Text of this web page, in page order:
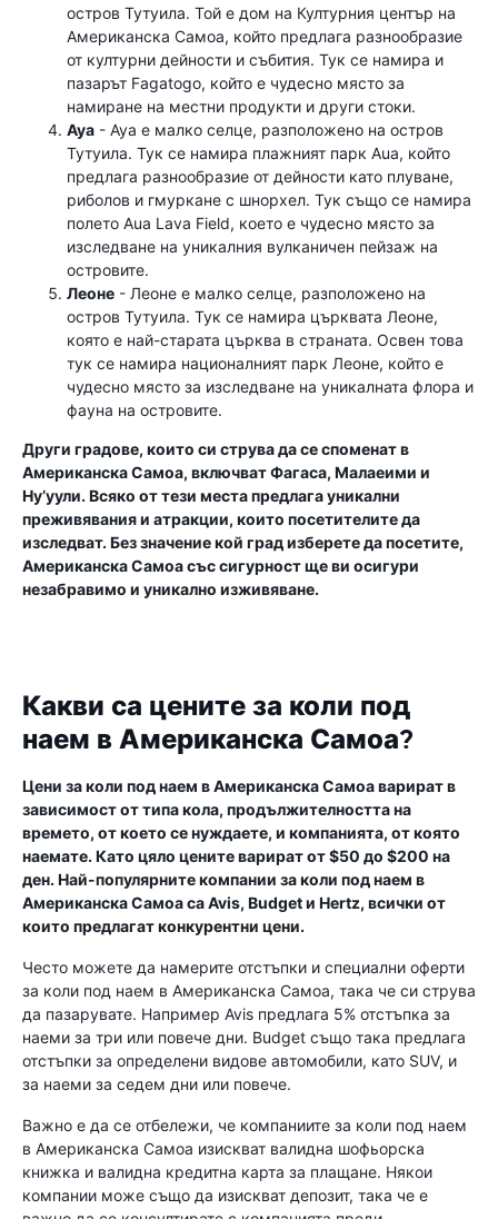
остров Тутуила. Той е дом на Културния център на
Американска Самоа, който предлага разнообразие
от културни дейности и събития. Тук се намира и
пазарът Fagatogo, който е чудесно място за
намиране на местни продукти и други стоки.
Ауа - Ауа е малко селце, разположено на остров
Тутуила. Тук се намира плажният парк Aua, който
предлага разнообразие от дейности като плуване,
риболов и гмуркане с шнорхел. Тук също се намира
полето Aua Lava Field, което е чудесно място за
изследване на уникалния вулканичен пейзаж на
островите.
Леоне - Леоне е малко селце, разположено на
остров Тутуила. Тук се намира църквата Леоне,
която е най-старата църква в страната. Освен това
тук се намира националният парк Леоне, който е
чудесно място за изследване на уникалната флора и
фауна на островите.
Други градове, които си струва да се споменат в
Американска Самоа, включват Фагаса, Малаеими и
Ну’уули. Всяко от тези места предлага уникални
преживявания и атракции, които посетителите да
изследват. Без значение кой град изберете да посетите,
Американска Самоа със сигурност ще ви осигури
незабравимо и уникално изживяване.
Какви са цените за коли под
наем в Американска Самоа?
Цени за коли под наем в Американска Самоа варират в
зависимост от типа кола, продължителността на
времето, от което се нуждаете, и компанията, от която
наемате. Като цяло цените варират от $50 до $200 на
ден. Най-популярните компании за коли под наем в
Американска Самоа са Avis, Budget и Hertz, всички от
които предлагат конкурентни цени.
Често можете да намерите отстъпки и специални оферти
за коли под наем в Американска Самоа, така че си струва
да пазарувате. Например Avis предлага 5% отстъпка за
наеми за три или повече дни. Budget също така предлага
отстъпки за определени видове автомобили, като SUV, и
за наеми за седем дни или повече.
Важно е да се отбележи, че компаниите за коли под наем
в Американска Самоа изискват валидна шофьорска
книжка и валидна кредитна карта за плащане. Някои
компании може също да изискват депозит, така че е